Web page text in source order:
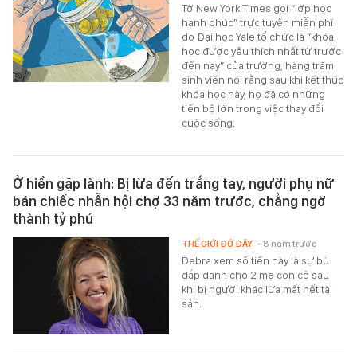
Tờ New York Times gọi “lớp học
hạnh phúc” trực tuyến miễn phí
do Đại học Yale tổ chức là “khóa
học được yêu thích nhất từ trước
đến nay” của trường, hàng trăm
sinh viên nói rằng sau khi kết thúc
khóa học này, họ đã có những
tiến bộ lớn trong việc thay đổi
cuộc sống.
Ở hiền gặp lành: Bị lừa đến trắng tay, người phụ nữ
bán chiếc nhẫn hội chợ 33 năm trước, chẳng ngờ
thành tỷ phú
Debra xem số tiền này là sự bù
đắp dành cho 2 mẹ con cô sau
khi bị người khác lừa mất hết tài
sản.
THẾ GIỚI ĐÓ ĐÂY - 8 năm trước